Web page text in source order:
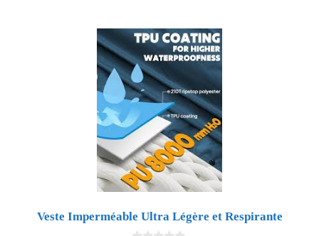
Veste Imperméable Ultra Légère et Respirante